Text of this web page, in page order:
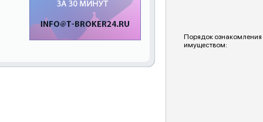
Порядок ознакомления
имуществом: